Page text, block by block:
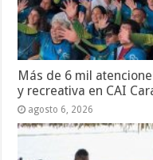
Más de 6 mil
y recreativa en CAI
agosto 6, 2026